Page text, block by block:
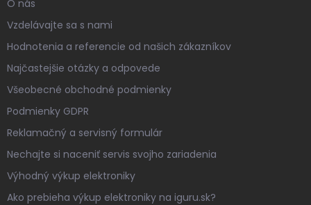
O nás
Vzdelávajte sa s nami
Hodnotenia a referencie od našich zákazníkov
Najčastejšie otázky a odpovede
Všeobecné obchodné podmienky
Podmienky GDPR
Reklamačný a servisný formulár
Nechajte si naceniť servis svojho zariadenia
Výhodný výkup elektroniky
Ako prebieha výkup elektroniky na iguru.sk?